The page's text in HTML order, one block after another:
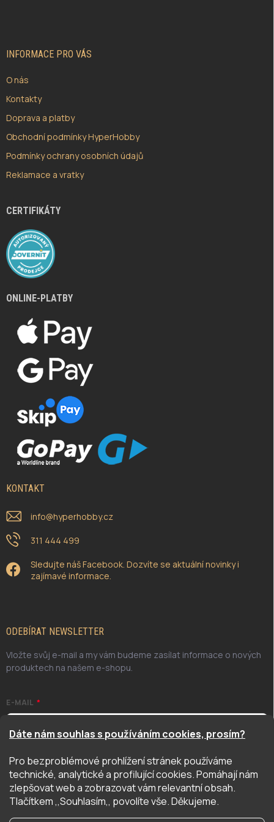
Dáte nám souhlas s používáním cookies, prosím?
Pro bezproblémové prohlížení stránek používáme
technické, analytické a profilující cookies. Pomáhají nám
zlepšovat web a zobrazovat vám relevantní obsah.
Tlačítkem ,,Souhlasím,, povolíte vše. Děkujeme.
INFORMACE PRO VÁS
O nás
Kontakty
Doprava a platby
Obchodní podmínky HyperHobby
Podmínky ochrany osobních údajů
Reklamace a vratky
CERTIFIKÁTY
ONLINE-PLATBY
KONTAKT
info@hyperhobby.cz
311 444 499
Sledujte náš Facebook. Dozvíte se aktuální novinky i
zajímavé informace.
ODEBÍRAT NEWSLETTER
Vložte svůj e-mail a my vám budeme zasílat informace o nových
produktech na našem e-shopu.
E-MAIL
Odesláním potvrzuji, že jsem se seznámil/a se zásadami
ochrany osobních údajů. Úplné znění naleznetezde
PŘIHLÁSIT SE